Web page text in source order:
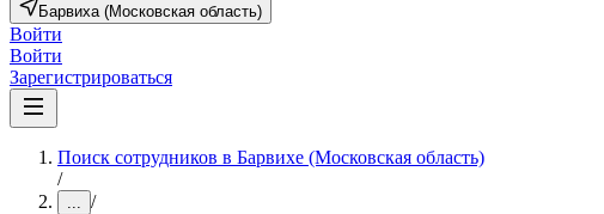
Барвиха (Московская область)
Войти
Войти
Зарегистрироваться
Поиск сотрудников в Барвихе (Московская область)
/
... /